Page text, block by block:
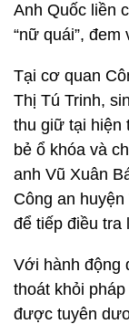
Anh Quốc liền
“nữ quái”,
Tại cơ quan
Thị Tú Trinh,
thu giữ tại hiện
bẻ ổ khóa và
anh Vũ Xuân
Công an
để tiếp điều tra
Với hành động
thoát khỏi
được tuyên